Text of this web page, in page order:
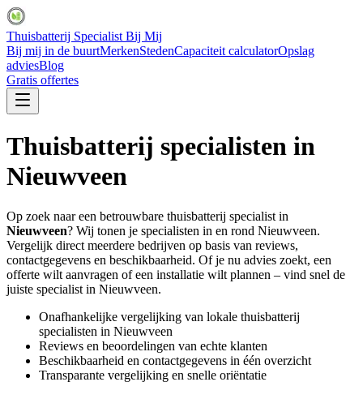
Thuisbatterij Specialist Bij Mij
Bij mij in de buurtMerkenStedenCapaciteit calculatorOpslag
adviesBlog
Gratis offertes
Thuisbatterij specialisten in
Nieuwveen
Op zoek naar een betrouwbare thuisbatterij specialist in
Nieuwveen? Wij tonen je specialisten in en rond Nieuwveen.
Vergelijk direct meerdere bedrijven op basis van reviews,
contactgegevens en beschikbaarheid. Of je nu advies zoekt, een
offerte wilt aanvragen of een installatie wilt plannen – vind snel de
juiste specialist in Nieuwveen.
Onafhankelijke vergelijking van lokale thuisbatterij
specialisten in Nieuwveen
Reviews en beoordelingen van echte klanten
Beschikbaarheid en contactgegevens in één overzicht
Transparante vergelijking en snelle oriëntatie